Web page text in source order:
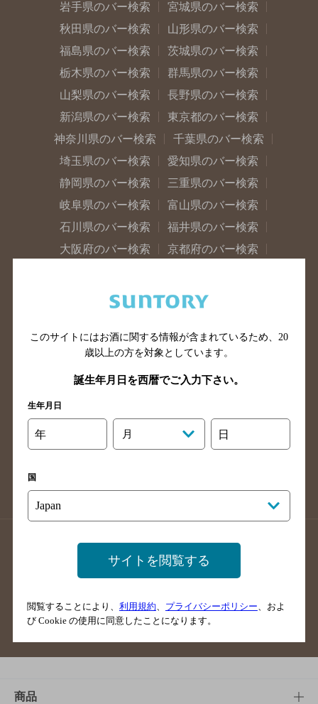
岩手県のバー検索
宮城県のバー検索
秋田県のバー検索
山形県のバー検索
福島県のバー検索
茨城県のバー検索
栃木県のバー検索
群馬県のバー検索
山梨県のバー検索
長野県のバー検索
新潟県のバー検索
東京都のバー検索
神奈川県のバー検索
千葉県のバー検索
埼玉県のバー検索
愛知県のバー検索
静岡県のバー検索
三重県のバー検索
岐阜県のバー検索
富山県のバー検索
石川県のバー検索
福井県のバー検索
大阪府のバー検索
京都府のバー検索
滋賀県のバー検索
和歌山県のバー検索
山口県のバー検索
鳥取県のバー検索
島根県のバー検索
徳島県のバー検索
香川県のバー検索
愛媛県のバー検索
高知県のバー検索
長崎県のバー検索
佐賀県のバー検索
大分県のバー検索
熊本県のバー検索
沖縄県のバー検索
店舗登録方法のご案内
店舗情報更新方法のご案内
掲載店舗様ログイン
ご意見・ご感想
商品
このサイトにはお酒に関する情報が含まれているため、 20
歳以上の方を対象としています。
誕生年月日を西暦でご入力下さい。
生年月日
年 月 日
国
サイトを閲覧する
閲覧することにより、 利用規約 プライバシーポリシー 、およ
び Cookie の使用に同意したことになります。